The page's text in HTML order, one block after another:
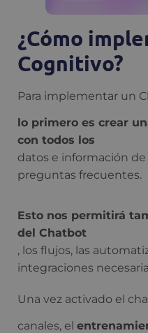
¿Cómo
Cognitivo?
Para implementar un
lo primero es crear
con todos los
datos e información
preguntas frecuentes.
Esto nos permitirá
del Chatbot
, los flujos, las
integraciones
Una vez activado el
canales, el